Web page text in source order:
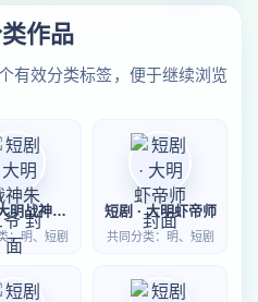
作品
有效分类标签，便于继续浏览
短剧 · 大明战神朱三爷
：明、短剧
短剧 · 大明虾帝师
共同分类：明、短剧